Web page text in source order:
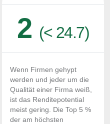
2 (< 24.7)
Wenn Firmen gehypt
werden und jeder um die
Qualität einer Firma weiß,
ist das Renditepotential
meist gering. Die Top 5 %
der am höchsten